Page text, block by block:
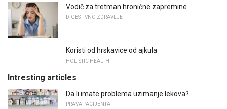
Vodič za tretman hronične zapremine
DIGESTIVNO ZDRAVLJE
Koristi od hrskavice od ajkula
HOLISTIC HEALTH
Intresting articles
Da li imate problema uzimanje lekova?
PRAVA PACIJENTA